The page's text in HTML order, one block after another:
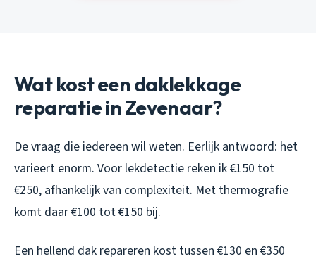
Wat kost een daklekkage
reparatie in Zevenaar?
De vraag die iedereen wil weten. Eerlijk antwoord: het
varieert enorm. Voor lekdetectie reken ik €150 tot
€250, afhankelijk van complexiteit. Met thermografie
komt daar €100 tot €150 bij.
Een hellend dak repareren kost tussen €130 en €350